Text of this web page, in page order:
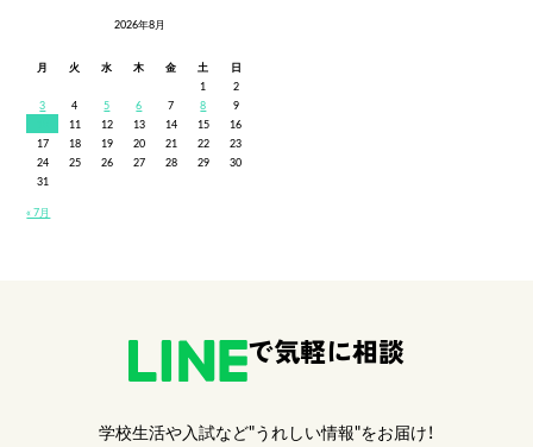
2026年8月
月 火 水 木 金 土
日
1
2
3
4 5 6 7 8
9
11 12 13 14 15
16
17
18 19 20 21 22
23
24
25 26 27 28 29
30
31
« 7月
で気軽に相談
学校生活や入試など"うれしい情報"をお届け！